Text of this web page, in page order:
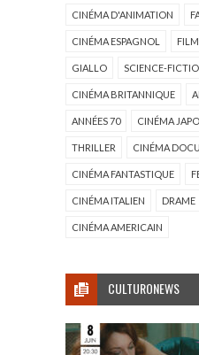
CINÉMA D'ANIMATION
CINÉMA ESPAGNOL
GIALLO SCIENCE-
CINÉMA BRITANNIQUE
ANNÉES 70 CINÉMA
THRILLER CINÉMA
CINÉMA FANTASTIQUE
CINÉMA ITALIEN DRAME
CINÉMA AMERICAIN
CULTURONEWS